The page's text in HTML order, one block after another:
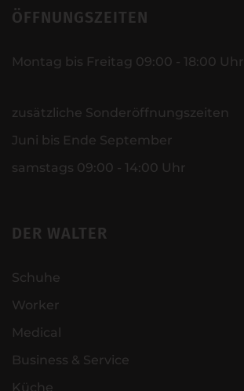
ÖFFNUNGSZEITEN
Montag bis Freitag 09:00 - 18:00 Uhr
zusätzliche Sonderöffnungszeiten
Juni bis Ende September
samstags 09:00 - 14:00 Uhr
DER WALTER
Schuhe
Worker
Medical
Business & Service
Küche